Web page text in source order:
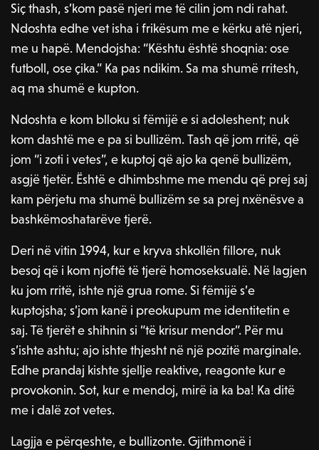
Siç thash, s’kom pasë njeri me të cilin jom ndi rahat.
Ndoshta edhe vet isha i frikësum me e kërku atë njeri,
me u hapë. Mendojsha: “Kështu është shoqnia: ose
futboll, ose çika.” Ka pas ndikim. Sa ma shumë rritesh,
aq ma shumë e kupton.
Ndoshta e kom blloku si fëmijë e si adoleshent; nuk
kom dashtë me e pa si bullizëm. Tash që jom rritë, që
jom “i zoti i vetes”, e kuptoj që ajo ka qenë bullizëm,
asgjë tjetër. Është e dhimbshme me mendu që prej saj
kam përjetu ma shumë bullizëm se sa prej nxënësve a
bashkëmoshatarëve tjerë.
Deri në vitin 1994, kur e kryva shkollën fillore, nuk
besoj që i kom njoftë të tjerë homoseksualë. Në lagjen
ku jom rritë, ishte një grua rome. Si fëmijë s’e
kuptojsha; s’jom kanë i preokupum me identitetin e
saj. Të tjerët e shihnin si “të krisur mendor”. Për mu
s’ishte ashtu; ajo ishte thjesht në një pozitë marginale.
Edhe prandaj kishte sjellje reaktive, reagonte kur e
provokonin. Sot, kur e mendoj, mirë ia ka ba! Ka ditë
me i dalë zot vetes.
Lagjja e përqeshte, e bullizonte. Gjithmonë i